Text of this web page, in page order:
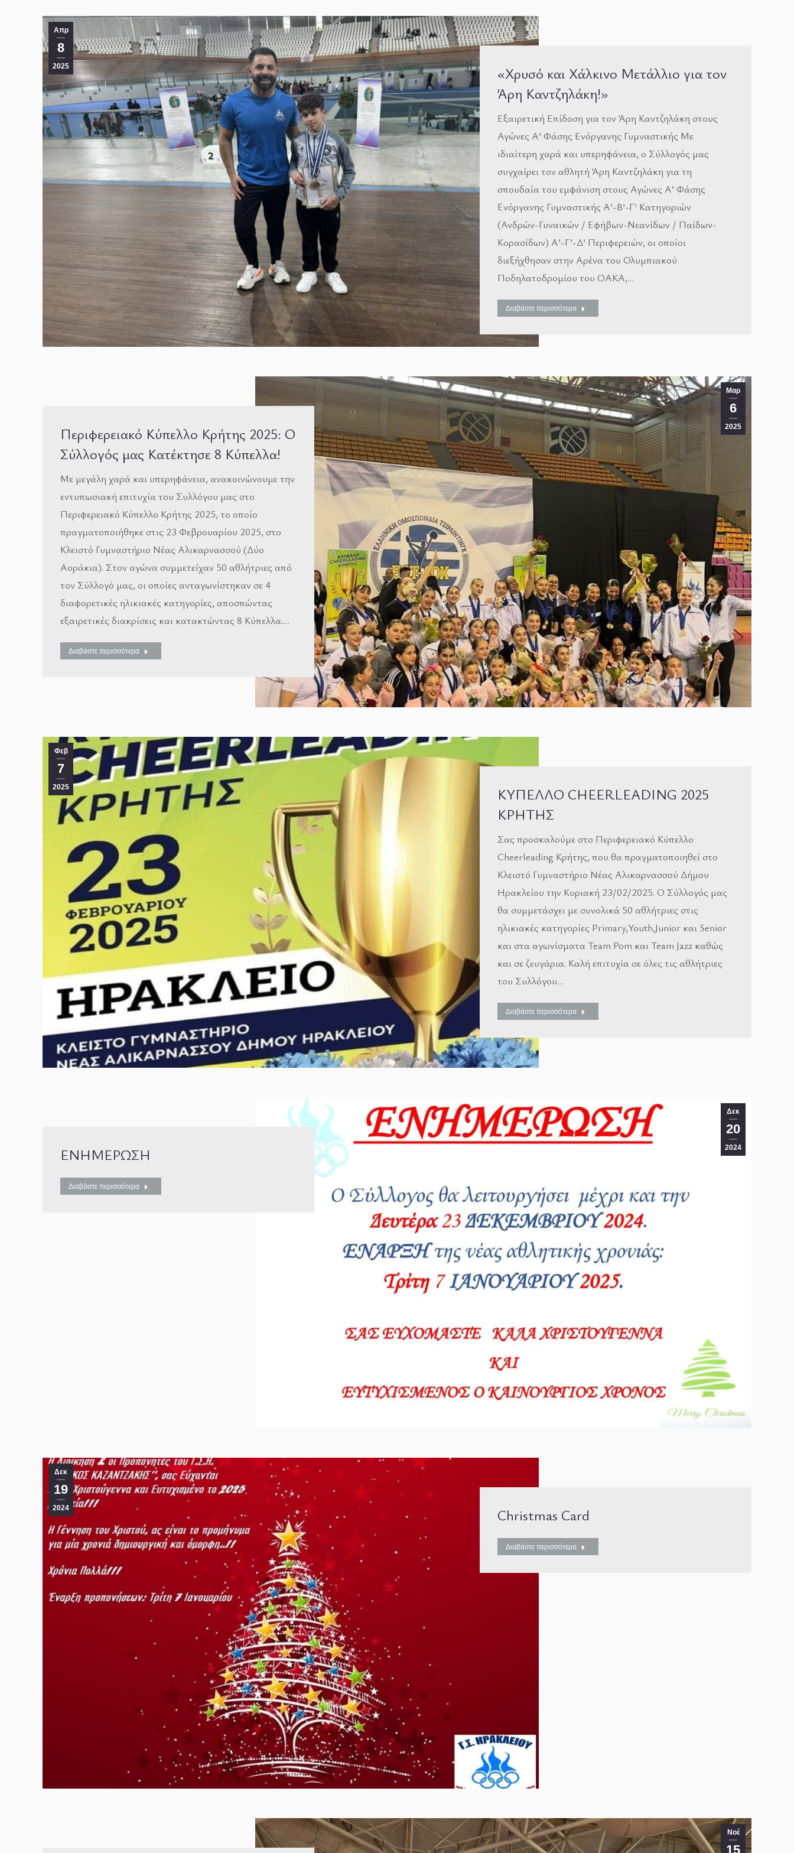
Απρ
8
2025
«Χρυσό και Χάλκινο Μετάλλιο για τον
Άρη Καντζηλάκη!»
Εξαιρετική Επίδοση για τον Άρη Καντζηλάκη στους
Αγώνες Α’ Φάσης Ενόργανης Γυμναστικής Με
ιδιαίτερη χαρά και υπερηφάνεια, ο Σύλλογός μας
συγχαίρει τον αθλητή Άρη Καντζηλάκη για τη
σπουδαία του εμφάνιση στους Αγώνες Α’ Φάσης
Ενόργανης Γυμναστικής Α’-Β’-Γ’ Κατηγοριών
(Ανδρών-Γυναικών / Εφήβων-Νεανίδων / Παίδων-
Κορασίδων) Α’-Γ’-Δ’ Περιφερειών, οι οποίοι
διεξήχθησαν στην Αρένα του Ολυμπιακού
Ποδηλατοδρομίου του ΟΑΚΑ,…
Διαβάστε περισσότερα
Μαρ
6
2025
Περιφερειακό Κύπελλο Κρήτης 2025: Ο
Σύλλογός μας Κατέκτησε 8 Κύπελλα!
Με μεγάλη χαρά και υπερηφάνεια, ανακοινώνουμε την
εντυπωσιακή επιτυχία του Συλλόγου μας στο
Περιφερειακό Κύπελλο Κρήτης 2025, το οποίο
πραγματοποιήθηκε στις 23 Φεβρουαρίου 2025, στο
Κλειστό Γυμναστήριο Νέας Αλικαρνασσού (Δύο
Αοράκια). Στον αγώνα συμμετείχαν 50 αθλήτριες από
τον Σύλλογό μας, οι οποίες ανταγωνίστηκαν σε 4
διαφορετικές ηλικιακές κατηγορίες, αποσπώντας
εξαιρετικές διακρίσεις και κατακτώντας 8 Κύπελλα.…
Διαβάστε περισσότερα
Φεβ
7
2025
ΚΥΠΕΛΛΟ CHEERLEADING 2025
ΚΡΗΤΗΣ
Σας προσκαλούμε στο Περιφερειακό Κύπελλο
Cheerleading Κρήτης, που θα πραγματοποιηθεί στο
Κλειστό Γυμναστήριο Νέας Αλικαρνασσού Δήμου
Ηρακλείου την Κυριακή 23/02/2025. Ο Σύλλογός μας
θα συμμετάσχει με συνολικά 50 αθλήτριες στις
ηλικιακές κατηγορίες Primary,Youth,Junior και Senior
και στα αγωνίσματα Team Pom και Team Jazz καθώς
και σε ζευγάρια. Καλή επιτυχία σε όλες τις αθλήτριες
του Συλλόγου…
Διαβάστε περισσότερα
Δεκ
20
2024
ΕΝΗΜΕΡΩΣΗ
Διαβάστε περισσότερα
Δεκ
19
2024 Christmas Card
Διαβάστε περισσότερα
Νοέ
15